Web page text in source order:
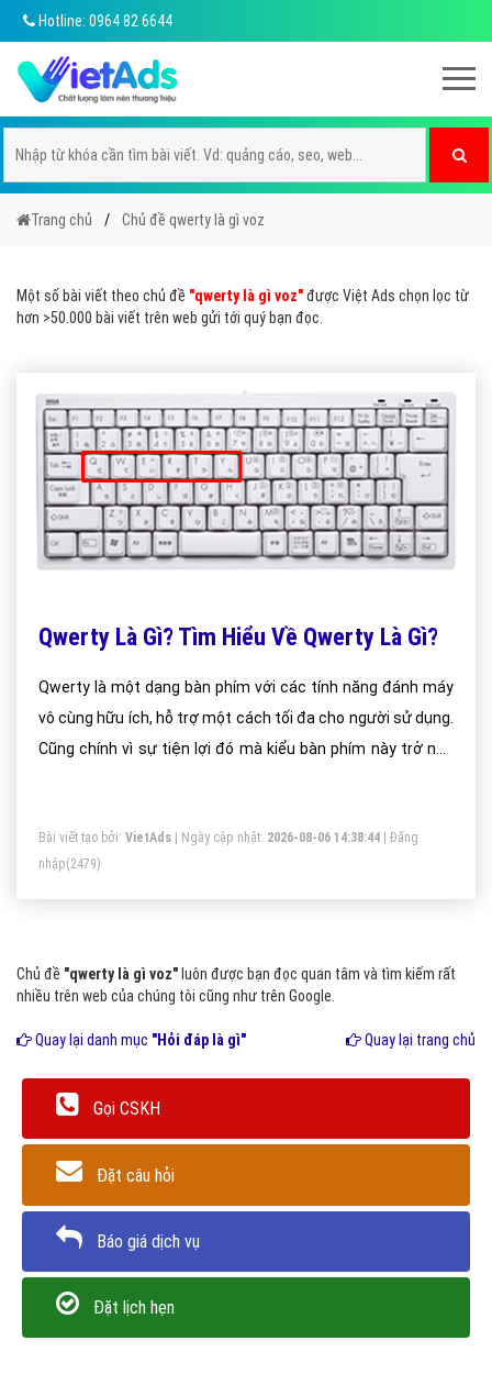
Hotline: 0964 82 6644
Trang chủ Chủ đề qwerty là gì voz
Một số bài viết theo chủ đề "qwerty là gì voz"được Việt Ads chọn lọc từ
hơn >50.000 bài viết trên web gửi tới quý bạn đọc.
Qwerty Là Gì? Tìm Hiểu Về Qwerty Là Gì?
Qwerty là một dạng bàn phím với các tính năng đánh máy
vô cùng hữu ích, hỗ trợ một cách tối đa cho người sử dụng.
Cũng chính vì sự tiện lợi đó mà kiểu bàn phím này trở nên
này chính là tổng hợp của 6 chữ cái đầu tiên ở hàng chữ cái
trên cùng.
Bài viết tạo bởi: VietAds | Ngày cập nhật: 2026-08-06 14:38:44
Đăng
nhập(2479)
Chủ đề "qwerty là gì voz" luôn được bạn đọc quan tâm và tìm kiếm rất
nhiều trên web của chúng tôi cũng như trên Google.
Quay lại danh mục "Hỏi đáp là gì" Quay lại trang chủ
Gọi CSKH
Đặt câu hỏi
Báo giá dịch vụ
Đặt lịch hẹn